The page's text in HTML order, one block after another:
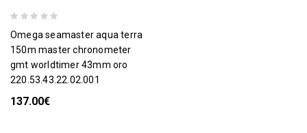
omega seamaster aqua terra
150m master chronometer
gmt worldtimer 43mm oro
220.53.43.22.02.001
137.00€